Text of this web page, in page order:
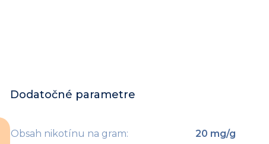
Dodatočné parametre
Obsah nikotínu na gram: 20 mg/g